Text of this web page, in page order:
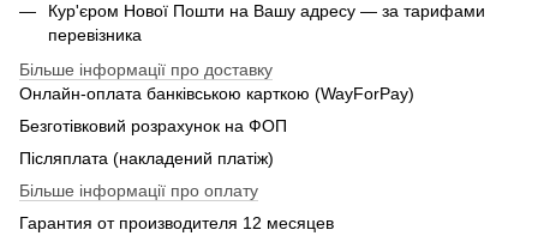
Кур'єром Нової Пошти на Вашу адресу — за тарифами
перевізника
Більше інформації про доставку
Онлайн-оплата банківською карткою (WayForPay)
Безготівковий розрахунок на ФОП
Післяплата (накладений платіж)
Більше інформації про оплату
Гарантия от производителя 12 месяцев